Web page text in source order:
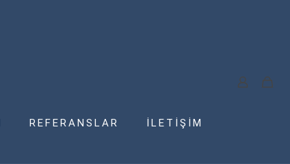
REFERANSLAR İLETİŞİM